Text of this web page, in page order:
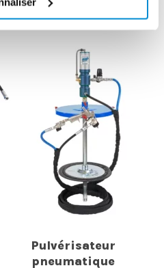
Pulvérisateur
pneumatique